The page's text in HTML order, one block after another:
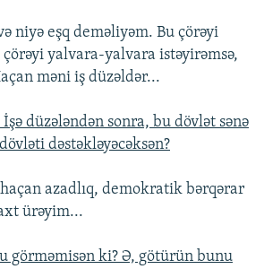
niyə eşq deməliyəm. Bu çörəyi
çörəyi yalvara-yalvara istəyirəmsə,
məni iş düzəldər...
düzələndən sonra, bu dövlət sənə
dəstəkləyəcəksən?
azadlıq, demokratik bərqərar
ürəyim...
görməmisən ki? Ə, götürün bunu